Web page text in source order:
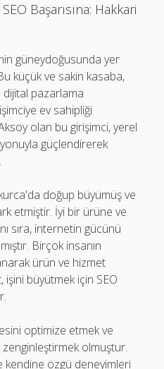
Başarısına: Hakkari
güneydoğusunda yer
küçük ve sakin kasaba,
dijital pazarlama
ev sahipliği
olan bu girişimci, yerel
güçlendirerek
doğup büyümüş ve
etmiştir. İyi bir ürüne ve
sıra, internetin gücünü
Birçok insanın
ürün ve hizmet
işini büyütmek için SEO
optimize etmek ve
olmuştur.
kendine özgü deneyimleri